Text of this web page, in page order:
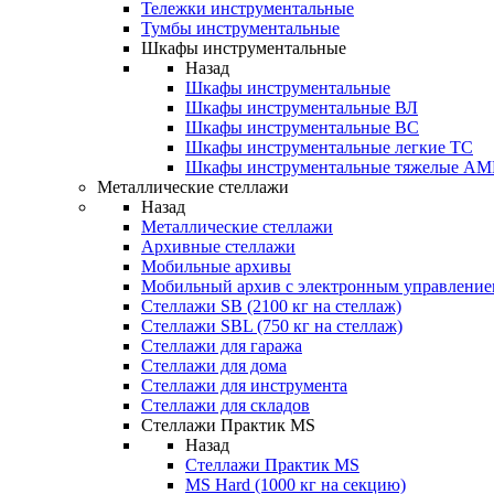
Тележки инструментальные
Тумбы инструментальные
Шкафы инструментальные
Назад
Шкафы инструментальные
Шкафы инструментальные ВЛ
Шкафы инструментальные ВС
Шкафы инструментальные легкие ТС
Шкафы инструментальные тяжелые
Металлические стеллажи
Назад
Металлические стеллажи
Архивные стеллажи
Мобильные архивы
Мобильный архив с электронным
Стеллажи SB (2100 кг на стеллаж)
Стеллажи SBL (750 кг на стеллаж)
Стеллажи для гаража
Стеллажи для дома
Стеллажи для инструмента
Стеллажи для складов
Стеллажи Практик MS
Назад
Стеллажи Практик MS
MS Hard (1000 кг на секцию)